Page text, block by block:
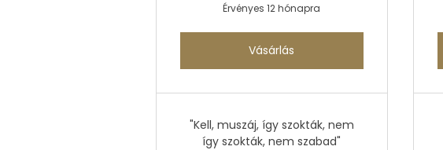
Érvényes 12 hónapra
Vásárlás
"Kell, muszáj, így szokták, nem
így szokták, nem szabad"